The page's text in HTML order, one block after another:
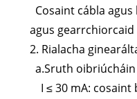
Cosaint cábla
agus gearrchiorcaid
2. Rialacha
a.Sruth
I ≤ 30 mA: cosaint